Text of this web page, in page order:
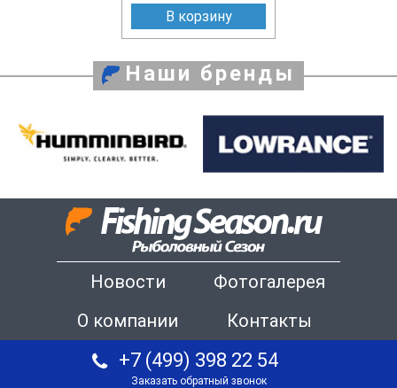
В корзину
Наши бренды
Новости
Фотогалерея
О компании
Контакты
+7 (499) 398 22 54
Заказать обратный звонок